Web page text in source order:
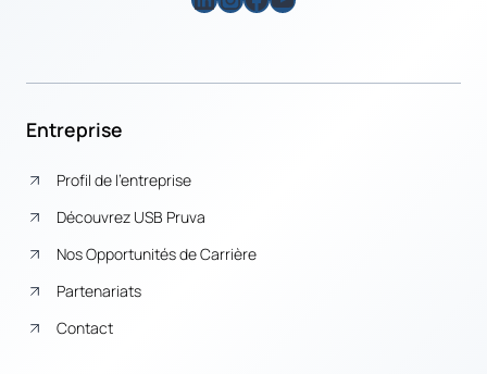
Entreprise
Profil de l’entreprise
Découvrez USB Pruva
Nos Opportunités de Carrière
Partenariats
Contact